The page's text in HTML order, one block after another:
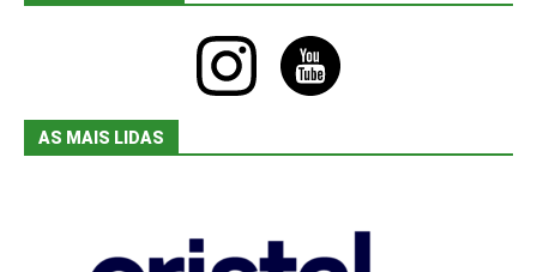
instagram youtube
AS MAIS LIDAS